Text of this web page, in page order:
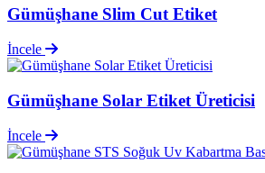
Gümüşhane Slim Cut Etiket
İncele
Gümüşhane Solar Etiket Üreticisi
İncele